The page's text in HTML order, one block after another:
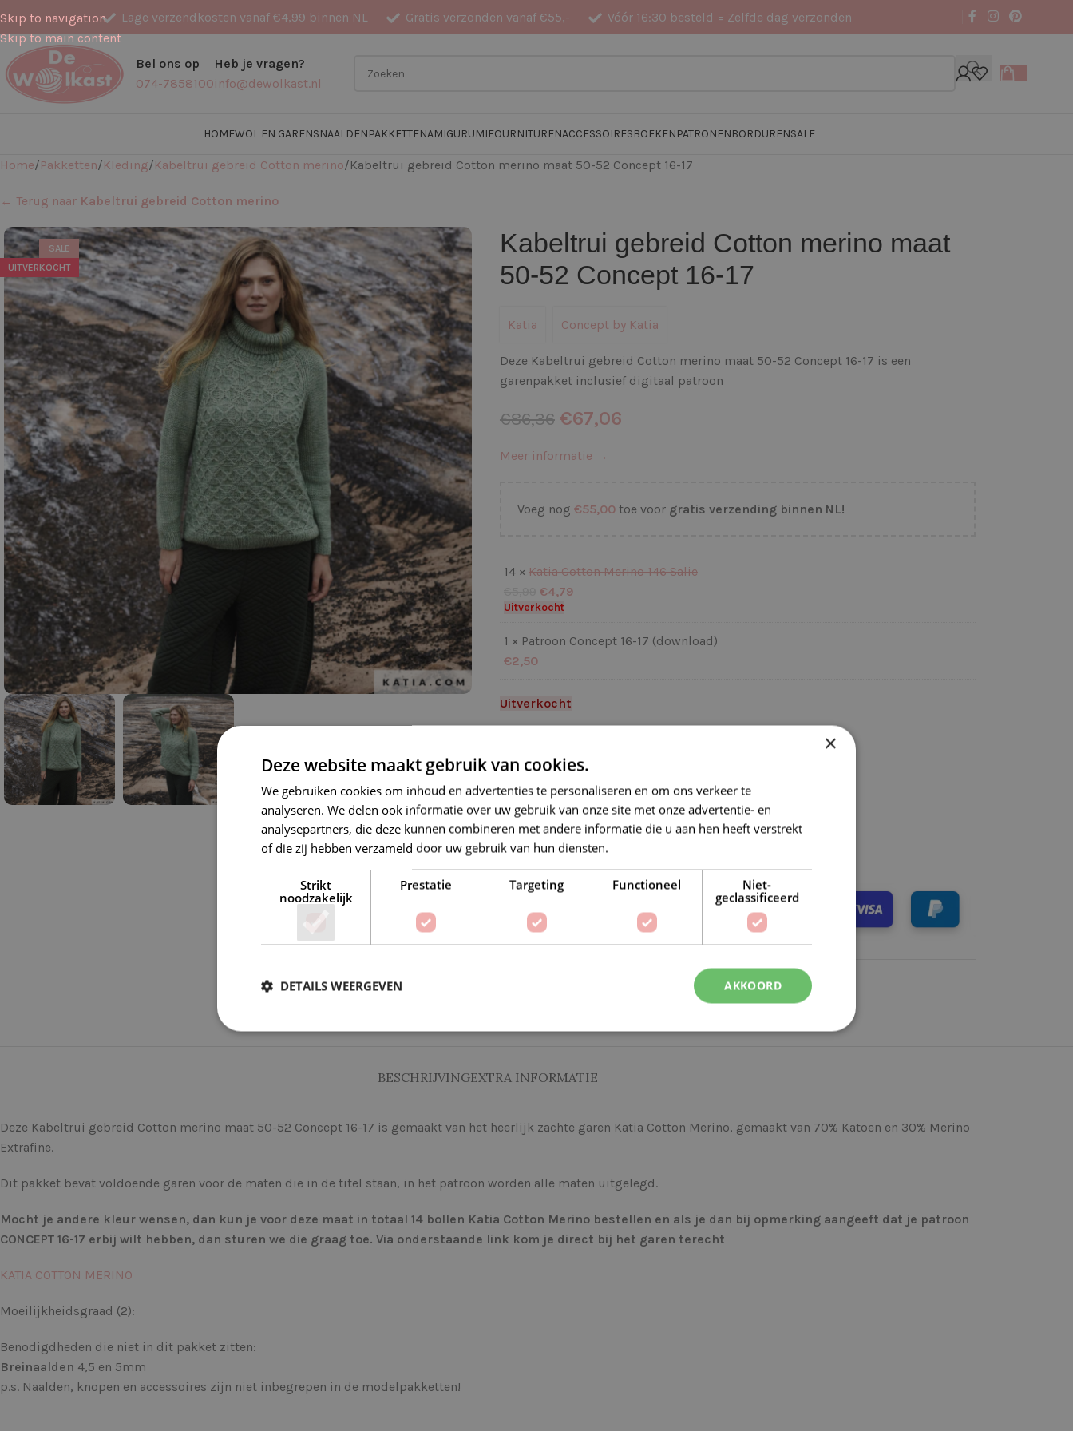
Skip to navigation
Skip to main content
Lage verzendkosten vanaf €4,99 binnen NL Gratis verzonden vanaf €55,- Vóór 16:30 besteld = Zelfde dag verzonden
Bel ons op
074-7858100
Heb je vragen?
info@dewolkast.nl
HOMEWOL EN GARENSNAALDENPAKKETTENAMIGURUMIFOURNITURENACCESSOIRESBOEKENPATRONENBORDURENSALE
Home Pakketten Kleding Kabeltrui gebreid Cotton merino Kabeltrui gebreid Cotton merino maat 50-52 Concept 16-17
← Terug naar Kabeltrui gebreid Cotton merino
SALE
UITVERKOCHT
Kabeltrui gebreid Cotton merino maat
50-52 Concept 16-17
Katia Concept by Katia
Deze Kabeltrui gebreid Cotton merino maat 50-52 Concept 16-17 is een
garenpakket inclusief digitaal patroon
€86,36 €67,06
Meer informatie →
Voeg nog €55,00toe voor gratis verzending binnen NL!
14 × Katia Cotton Merino 146 Salie
€4,79
Uitverkocht
1 × Patroon Concept 16-17 (download)
€2,50
Uitverkocht
Lage verzendkosten vanaf € 4,99 binnen NL
Gratis verzonden vanaf €55,-
Vóór 16:30 besteld = Zelfde (werk)dag verzonden
Delen:
BESCHRIJVINGEXTRA INFORMATIE
Deze Kabeltrui gebreid Cotton merino maat 50-52 Concept 16-17 is gemaakt van het heerlijk zachte garen Katia Cotton Merino, gemaakt van 70% Katoen en 30% Merino
Extrafine.
Dit pakket bevat voldoende garen voor de maten die in de titel staan, in het patroon worden alle maten uitgelegd.
Mocht je andere kleur wensen, dan kun je voor deze maat in totaal 14 bollen Katia Cotton Merino bestellen en als je dan bij opmerking aangeeft dat je patroon
CONCEPT 16-17 erbij wilt hebben, dan sturen we die graag toe. Via onderstaande link kom je direct bij het garen terecht
KATIA COTTON MERINO
Moeilijkheidsgraad (2):
Benodigdheden die niet in dit pakket zitten:
Breinaalden 4,5 en 5mm
p.s. Naalden, knopen en accessoires zijn niet inbegrepen in de modelpakketten!
×
Deze website maakt gebruik van cookies.
We gebruiken cookies om inhoud en advertenties te personaliseren en om ons verkeer te
analyseren. We delen ook informatie over uw gebruik van onze site met onze advertentie- en
analysepartners, die deze kunnen combineren met andere informatie die u aan hen heeft verstrekt
of die zij hebben verzameld door uw gebruik van hun diensten.
Strikt
noodzakelijk
Prestatie Targeting Functioneel
Niet-
geclassificeerd
AKKOORD
DETAILS WEERGEVEN